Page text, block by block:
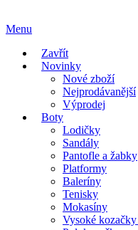
Menu
Zavřít
Novinky
Nové zboží
Nejprodávanější
Výprodej
Boty
Lodičky
Sandály
Pantofle a žabky
Platformy
Baleríny
Tenisky
Mokasíny
Vysoké kozačky